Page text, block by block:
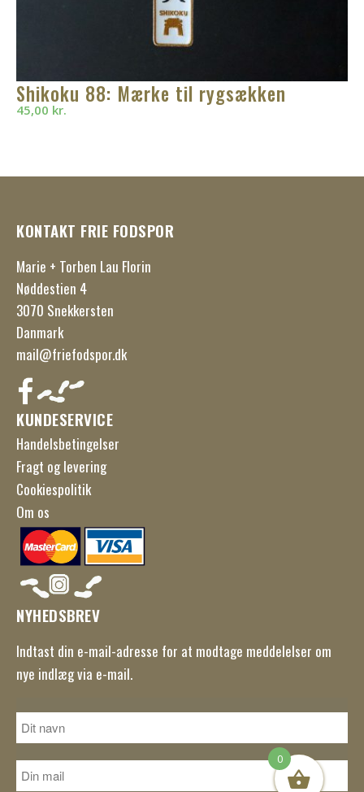
Shikoku 88: Mærke til rygsækken
45,00 kr.
KONTAKT FRIE FODSPOR
Marie + Torben Lau Florin
Nøddestien 4
3070 Snekkersten
Danmark
mail@friefodspor.dk
KUNDESERVICE
Handelsbetingelser
Fragt og levering
Cookiespolitik
Om os
NYHEDSBREV
Indtast din e-mail-adresse for at modtage meddelelser om
nye indlæg via e-mail.
0